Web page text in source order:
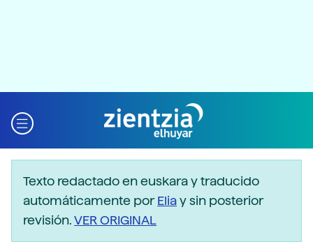
Texto redactado en euskara y traducido
automáticamente porEliay sin posterior
revisión.VER ORIGINAL